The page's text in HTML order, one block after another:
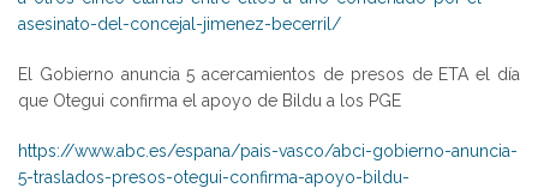
asesinato-del-concejal-jimenez-becerril/
El Gobierno anuncia 5 acercamientos de presos de ETA el día
que Otegui confirma el apoyo de Bildu a los PGE
https://www.abc.es/espana/pais-vasco/abci-gobierno-anuncia-
5-traslados-presos-otegui-confirma-apoyo-bildu-